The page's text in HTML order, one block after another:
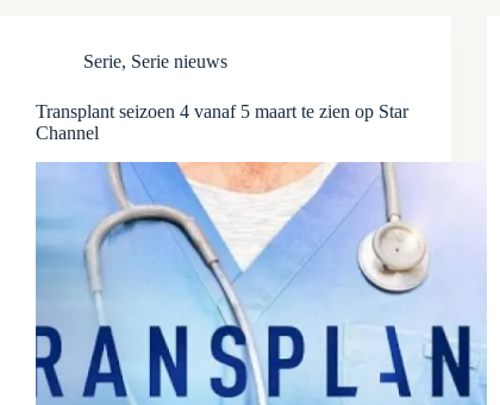
Serie, Serie nieuws
Transplant seizoen 4 vanaf 5 maart te zien op Star
Channel